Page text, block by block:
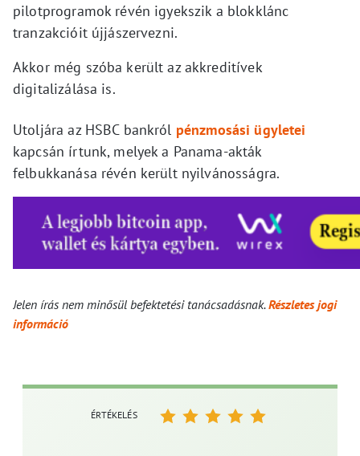
pilotprogramok révén igyekszik a blokklánc
tranzakcióit újjászervezni.
Akkor még szóba került az akkreditívek
digitalizálása is.
Utoljára az HSBC bankról pénzmosási ügyletei
kapcsán írtunk, melyek a Panama-akták
felbukkanása révén került nyilvánosságra.
Jelen írás nem minősül befektetési tanácsadásnak.Részletes jogi
információ
ÉRTÉKELÉS